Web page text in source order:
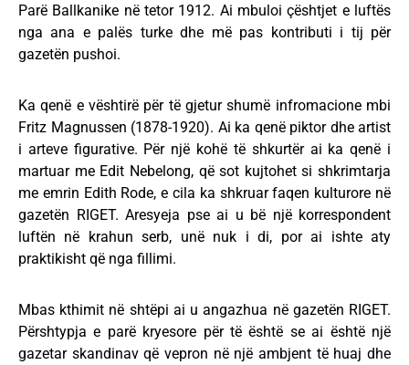
Parë Ballkanike në tetor 1912. Ai mbuloi çështjet e luftës
nga ana e palës turke dhe më pas kontributi i tij për
gazetën pushoi.
Ka qenë e vështirë për të gjetur shumë infromacione mbi
Fritz Magnussen (1878-1920). Ai ka qenë piktor dhe artist
i arteve figurative. Për një kohë të shkurtër ai ka qenë i
martuar me Edit Nebelong, që sot kujtohet si shkrimtarja
me emrin Edith Rode, e cila ka shkruar faqen kulturore në
gazetën RIGET. Aresyeja pse ai u bë një korrespondent
luftën në krahun serb, unë nuk i di, por ai ishte aty
praktikisht që nga fillimi.
Mbas kthimit në shtëpi ai u angazhua në gazetën RIGET.
Përshtypja e parë kryesore për të është se ai është një
gazetar skandinav që vepron në një ambjent të huaj dhe